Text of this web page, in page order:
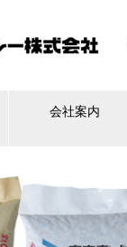
会社案内